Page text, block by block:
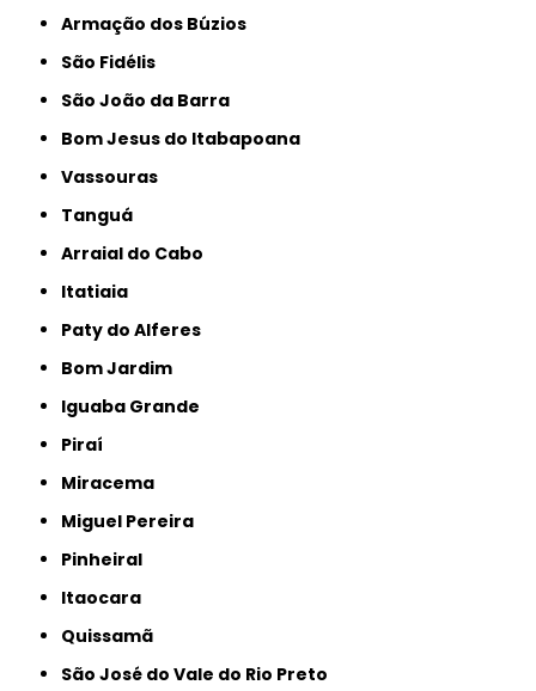
Armação dos Búzios
São Fidélis
São João da Barra
Bom Jesus do Itabapoana
Vassouras
Tanguá
Arraial do Cabo
Itatiaia
Paty do Alferes
Bom Jardim
Iguaba Grande
Piraí
Miracema
Miguel Pereira
Pinheiral
Itaocara
Quissamã
São José do Vale do Rio Preto